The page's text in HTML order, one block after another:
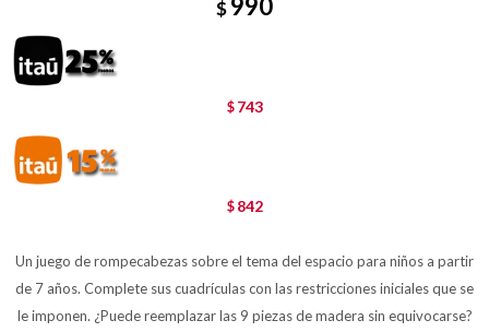
$990
$ 743
$ 842
Un juego de rompecabezas sobre el tema del espacio para niños a partir
de 7 años. Complete sus cuadrículas con las restricciones iniciales que se
le imponen. ¿Puede reemplazar las 9 piezas de madera sin equivocarse?